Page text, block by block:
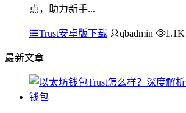
点，助力新手...
Trust安卓版下载 qbadmin 1.1K
最新文章